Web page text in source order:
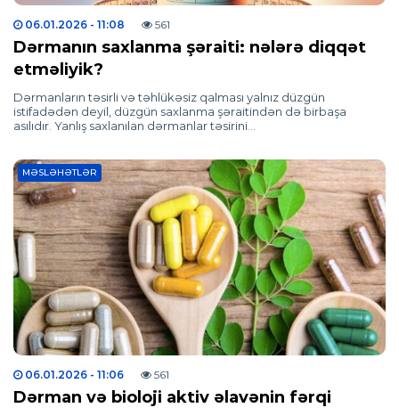
06.01.2026 - 11:08 561
Dərmanın saxlanma şəraiti: nələrə diqqət
etməliyik?
Dərmanların təsirli və təhlükəsiz qalması yalnız düzgün
istifadədən deyil, düzgün saxlanma şəraitindən də birbaşa
asılıdır. Yanlış saxlanılan dərmanlar təsirini…
MƏSLƏHƏTLƏR
06.01.2026 - 11:06 561
Dərman və bioloji aktiv əlavənin fərqi